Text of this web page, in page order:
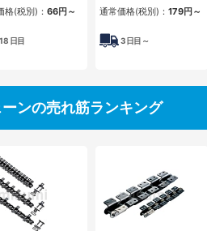
格(税別)： 66円～
18 日目
通常価格(税別)： 179円～
3日目～
ンの売れ筋ランキング